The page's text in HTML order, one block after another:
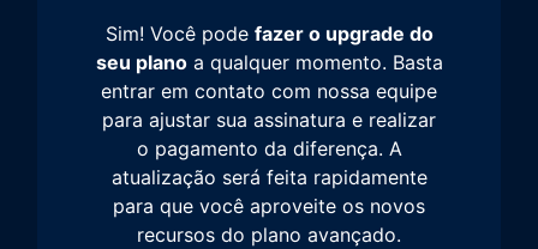
Sim! Você pode fazer o upgrade do
seu planoa qualquer momento. Basta
entrar em contato com nossa equipe
para ajustar sua assinatura e realizar
o pagamento da diferença. A
atualização será feita rapidamente
para que você aproveite os novos
recursos do plano avançado.